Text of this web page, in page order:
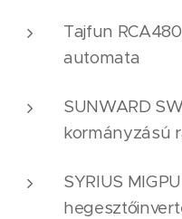
Tajfun
automata
SUNWARD
kormányzású
SYRIUS